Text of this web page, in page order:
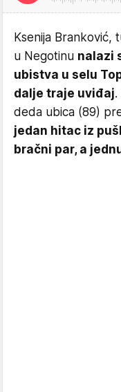
Ksenija Branković,
u Negotinu nalazi
ubistva u selu
dalje traje uviđaj.
deda ubica (89)
jedan hitac iz
bračni par, a